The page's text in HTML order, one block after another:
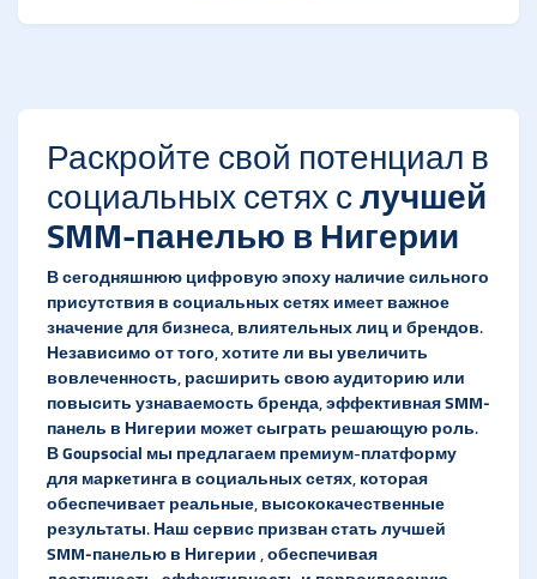
Раскройте свой потенциал в
социальных сетях случшей
SMM-панелью в Нигерии
В сегодняшнюю цифровую эпоху наличие сильного
присутствия в социальных сетях имеет важное
значение для бизнеса, влиятельных лиц и брендов.
Независимо от того, хотите ли вы увеличить
вовлеченность, расширить свою аудиторию или
повысить узнаваемость бренда, эффективнаяSMM-
панель в Нигерииможет сыграть решающую роль.
ВGoupsocialмы предлагаем премиум-платформу
для маркетинга в социальных сетях, которая
обеспечивает реальные, высококачественные
результаты. Наш сервис призван статьлучшей
SMM-панелью в Нигерии, обеспечивая